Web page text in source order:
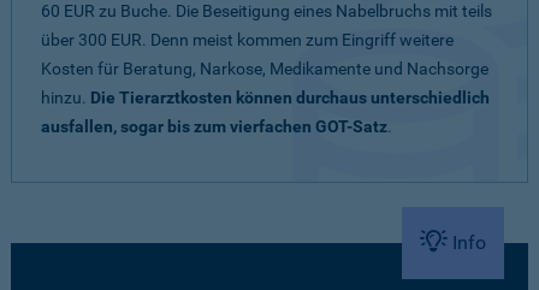
60 EUR zu Buche. Die Beseitigung eines Nabelbruchs mit teils
über 300 EUR. Denn meist kommen zum Eingriff weitere
Kosten für Beratung, Narkose, Medikamente und Nachsorge
hinzu. Die Tierarztkosten können durchaus unterschiedlich
ausfallen, sogar bis zum vierfachen GOT-Satz.
Info